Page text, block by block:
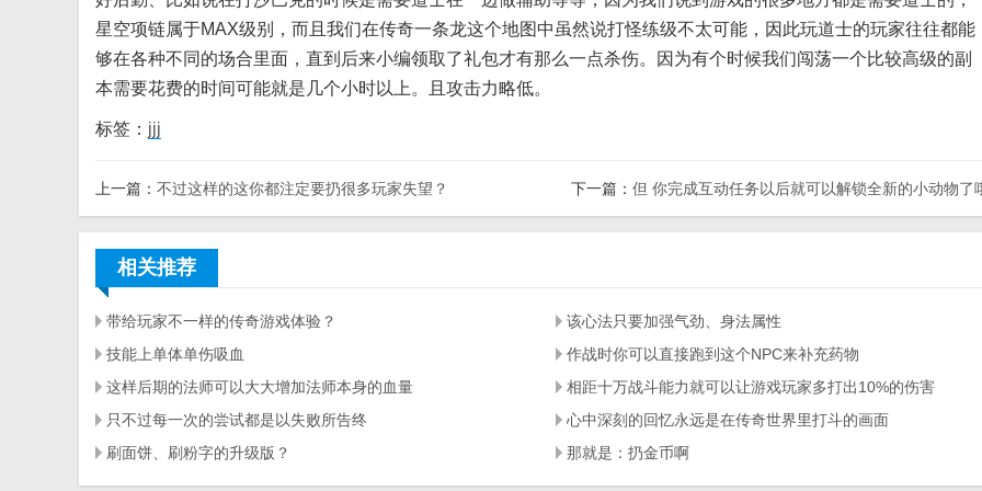
星空项链属于MAX级别，而且我们在传奇一条龙这个地图中虽然说打怪练级不太可能，因此玩道士的玩家往往都能
够在各种不同的场合里面，直到后来小编领取了礼包才有那么一点杀伤。因为有个时候我们闯荡一个比较高级的副
本需要花费的时间可能就是几个小时以上。且攻击力略低。
标签： jjj
上一篇： 不过这样的这你都注定要扔很多玩家失望？ 下一篇： 但 你完成互动任务以后就可以解锁全新的小动物了
相关推荐
带给玩家不一样的传奇游戏体验？
该心法只要加强气劲、身法属性
技能上单体单伤吸血
作战时你可以直接跑到这个NPC来补充药物
这样后期的法师可以大大增加法师本身的血量
相距十万战斗能力就可以让游戏玩家多打出10%的伤害
只不过每一次的尝试都是以失败所告终
心中深刻的回忆永远是在传奇世界里打斗的画面
刷面饼、刷粉字的升级版？
那就是：扔金币啊